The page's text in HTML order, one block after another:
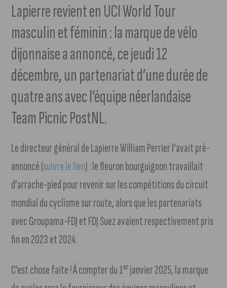
Lapierre revient en UCI World Tour
masculin et féminin : la marque de vélo
dijonnaise a annoncé, ce jeudi 12
décembre, un partenariat d’une durée de
quatre ans avec l’équipe néerlandaise
Team Picnic PostNL.
Le directeur général de Lapierre William Perrier l’avait pré-
annoncé (suivre le lien) : le fleuron bourguignon travaillait
d’arrache-pied pour revenir sur les compétitions du circuit
mondial du cyclisme sur route, alors que les partenariats
avec Groupama-FDJ et FDJ Suez avaient respectivement pris
fin en 2023 et 2024.
C’est chose faite ! À compter du 1erjanvier 2025, la marque